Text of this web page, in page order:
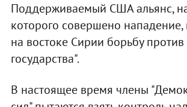
Поддерживаемый США альянс,
которого совершено нападение,
на востоке Сирии борьбу
государства".
В настоящее время члены